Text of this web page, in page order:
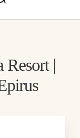
Resort |